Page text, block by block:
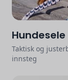
Hundesele
Taktisk og
innsteg